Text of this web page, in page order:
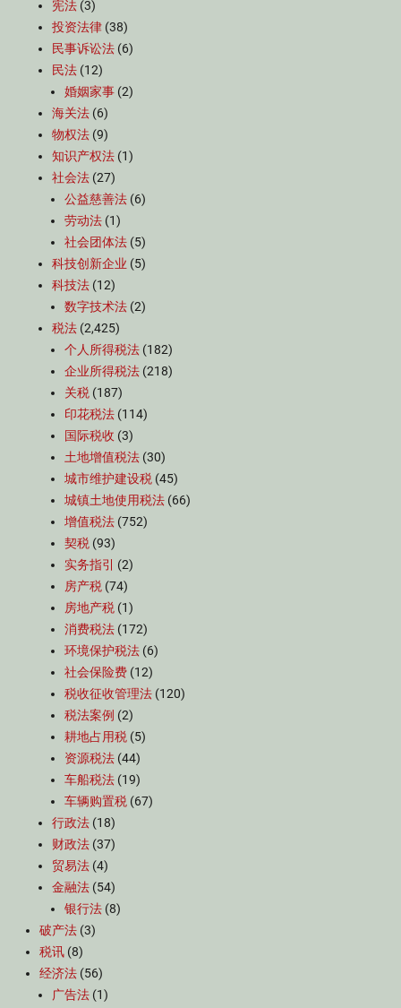
宪法 (3)
投资法律 (38)
民事诉讼法 (6)
民法 (12)
婚姻家事 (2)
海关法 (6)
物权法 (9)
知识产权法 (1)
社会法 (27)
公益慈善法 (6)
劳动法 (1)
社会团体法 (5)
科技创新企业 (5)
科技法 (12)
数字技术法 (2)
税法 (2,425)
个人所得税法 (182)
企业所得税法 (218)
关税 (187)
印花税法 (114)
国际税收 (3)
土地增值税法 (30)
城市维护建设税 (45)
城镇土地使用税法 (66)
增值税法 (752)
契税 (93)
实务指引
(2)
房产税 (74)
房地产税 (1)
消费税法 (172)
环境保护税法 (6)
社会保险费 (12)
税收征收管理法 (120)
税法案例 (2)
耕地占用税 (5)
资源税法 (44)
车船税法 (19)
车辆购置税 (67)
行政法 (18)
财政法 (37)
贸易法 (4)
金融法 (54)
银行法 (8)
破产法 (3)
税讯 (8)
经济法 (56)
广告法 (1)